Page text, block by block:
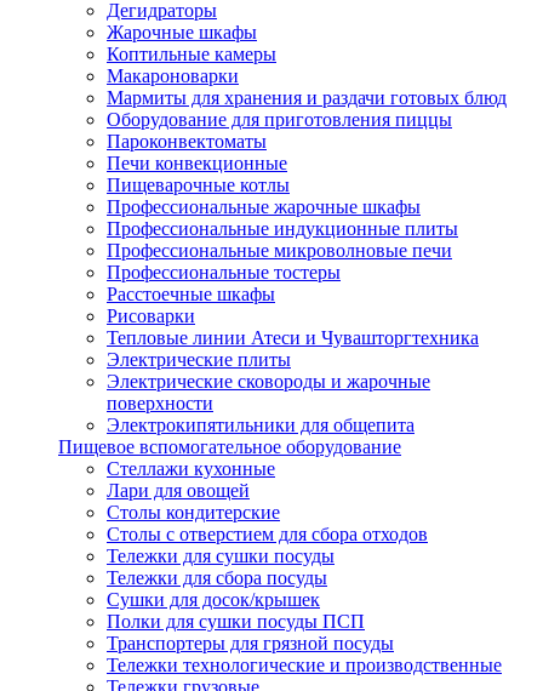
Дегидраторы
Жарочные шкафы
Коптильные камеры
Макароноварки
Мармиты для хранения и раздачи готовых блюд
Оборудование для приготовления пиццы
Пароконвектоматы
Печи конвекционные
Пищеварочные котлы
Профессиональные жарочные шкафы
Профессиональные индукционные плиты
Профессиональные микроволновые печи
Профессиональные тостеры
Расстоечные шкафы
Рисоварки
Тепловые линии Атеси и Чувашторгтехника
Электрические плиты
Электрические сковороды и жарочные
поверхности
Электрокипятильники для общепита
Пищевое вспомогательное оборудование
Стеллажи кухонные
Лари для овощей
Столы кондитерские
Столы с отверстием для сбора отходов
Тележки для сушки посуды
Тележки для сбора посуды
Сушки для досок/крышек
Полки для сушки посуды ПСП
Транспортеры для грязной посуды
Тележки технологические и производственные
Тележки грузовые